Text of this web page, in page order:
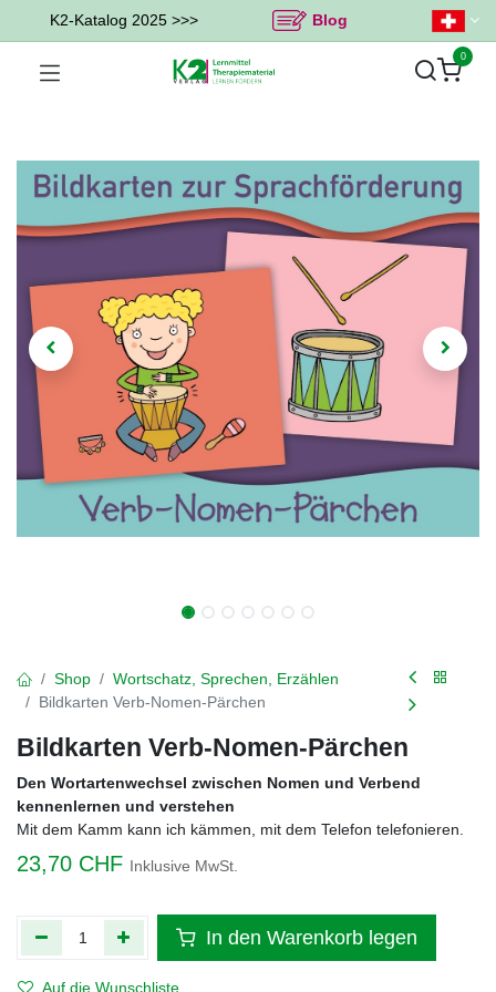
K2-Katalog 2025 >>> Blog
0
Shop
Wortschatz, Sprechen, Erzählen
Bildkarten Verb-Nomen-Pärchen
Bildkarten Verb-Nomen-Pärchen
Den Wortartenwechsel zwischen Nomen und Verbend
kennenlernen und verstehen
Mit dem Kamm kann ich kämmen, mit dem Telefon telefonieren.
23,70 CHF Inklusive MwSt.
In den Warenkorb legen
Auf die Wunschliste